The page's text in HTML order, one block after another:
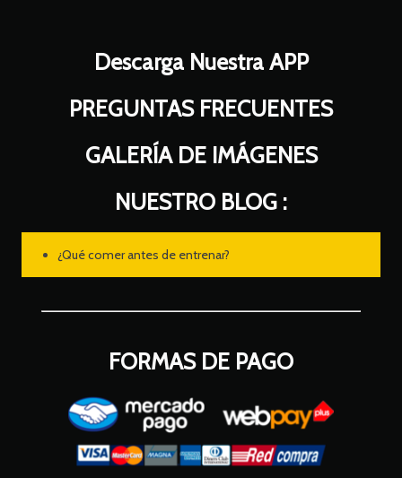
Descarga Nuestra APP
PREGUNTAS FRECUENTES
GALERÍA DE IMÁGENES
NUESTRO BLOG :
¿Qué comer antes de entrenar?
FORMAS DE PAGO